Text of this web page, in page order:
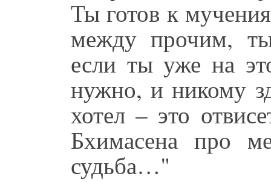
Ты готов к
между прочим,
если ты уже на
нужно, и никому
хотел – это
Бхимасена про
судьба…"